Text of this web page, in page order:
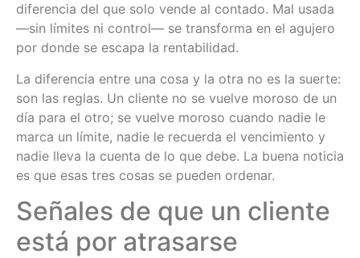
diferencia del que solo vende al contado. Mal usada
—sin límites ni control— se transforma en el agujero
por donde se escapa la rentabilidad.
La diferencia entre una cosa y la otra no es la suerte:
son las reglas. Un cliente no se vuelve moroso de un
día para el otro; se vuelve moroso cuando nadie le
marca un límite, nadie le recuerda el vencimiento y
nadie lleva la cuenta de lo que debe. La buena noticia
es que esas tres cosas se pueden ordenar.
Señales de que un cliente
está por atrasarse